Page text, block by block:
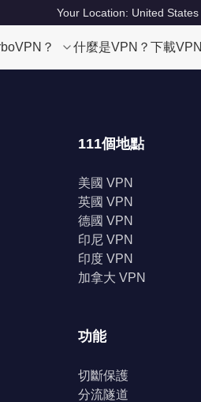
Your Location: United States
？ 什麼是VPN？ 下載VPN
111個地點
美國 VPN
英國 VPN
德國 VPN
印尼 VPN
印度 VPN
加拿大 VPN
功能
切斷保護
分流隧道